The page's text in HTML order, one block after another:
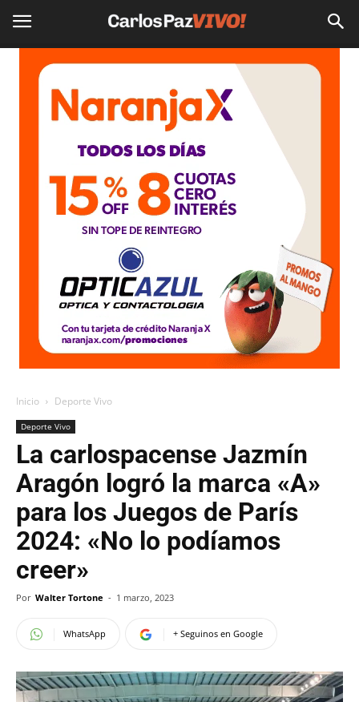
Inicio Deporte Vivo
Deporte Vivo
La carlospacense Jazmín
Aragón logró la marca «A»
para los Juegos de París
2024: «No lo podíamos
creer»
Por Walter Tortone - 1 marzo, 2023
WhatsApp + Seguinos en Google